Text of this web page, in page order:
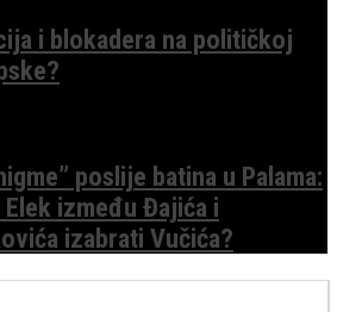
i blokadera na političkoj
poslije batina u Palama:
Elek između Đajića i
izabrati Vučića?